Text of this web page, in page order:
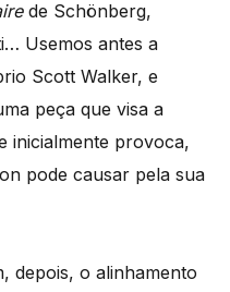
de Schönberg,
Usemos antes a
Scott Walker, e
peça que visa a
inicialmente provoca,
pode causar pela sua
depois, o alinhamento